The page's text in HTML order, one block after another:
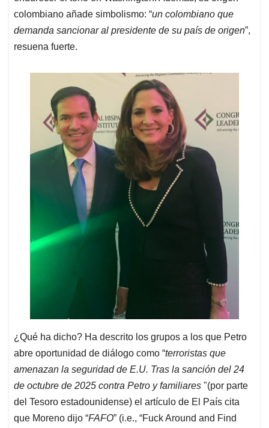
colombiano añade simbolismo: “un colombiano que
demanda sancionar al presidente de su país de origen”,
resuena fuerte.
¿Qué ha dicho? Ha descrito los grupos a los que Petro
abre oportunidad de diálogo como “terroristas que
amenazan la seguridad de E.U. Tras la sanción del 24
de octubre de 2025 contra Petro y familiares "(por parte
del Tesoro estadounidense) el artículo de El País cita
que Moreno dijo “FAFO” (i.e., “Fuck Around and Find